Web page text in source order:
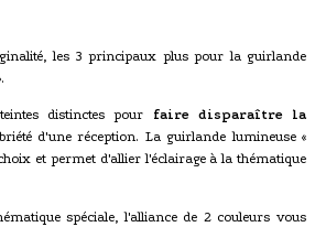
les 3 principaux plus pour la guirlande
distinctes pour
faire disparaître la
d'une réception. La guirlande lumineuse «
et permet d'allier l'éclairage à la thématique
spéciale, l'alliance de 2 couleurs vous